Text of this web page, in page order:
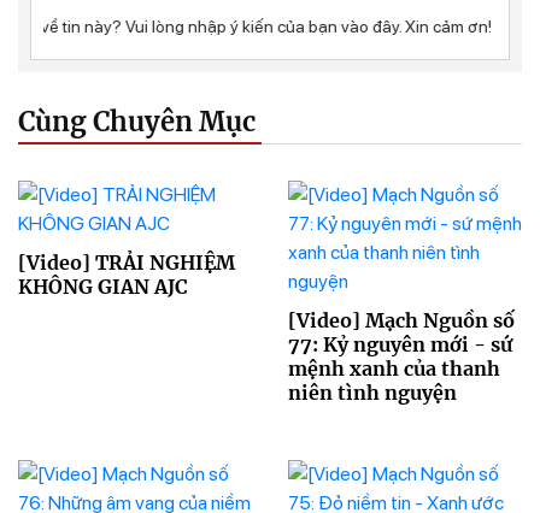
Cùng Chuyên Mục
[Video] TRẢI NGHIỆM
KHÔNG GIAN AJC
[Video] Mạch Nguồn số
77: Kỷ nguyên mới - sứ
mệnh xanh của thanh
niên tình nguyện